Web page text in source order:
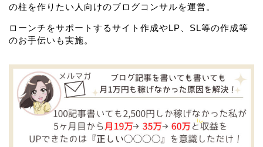
の柱を作りたい人向けのブログコンサルを運営。
ローンチをサポートするサイト作成やLP、SL等の作成等
のお手伝いも実施。